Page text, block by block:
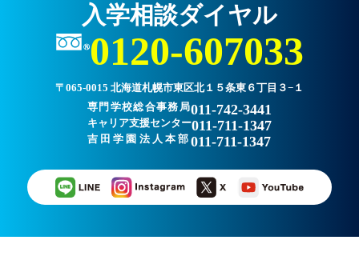
入学相談ダイヤル
0120-607033
〒065-0015 北海道札幌市東区北１５条東６丁目３−１
専門学校総合事務局011-742-3441
キャリア支援センター011-711-1347
吉田学園法人本部011-711-1347